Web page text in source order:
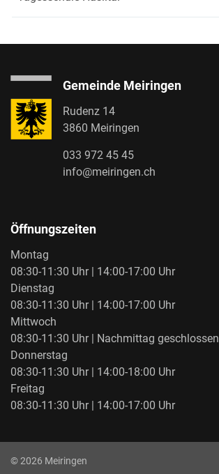
Gemeinde Meiringen
Rudenz 14
3860 Meiringen
033 972 45 45
info@meiringen.ch
Öffnungszeiten
Montag
08:30-11:30 Uhr | 14:00-17:00 Uhr
Dienstag
08:30-11:30 Uhr | 14:00-17:00 Uhr
Mittwoch
08:30-11:30 Uhr | Nachmittag geschlossen
Donnerstag
08:30-11:30 Uhr | 14:00-18:00 Uhr
Freitag
08:30-11:30 Uhr | 14:00-17:00 Uhr
© 2026 Meiringen
Toolbar